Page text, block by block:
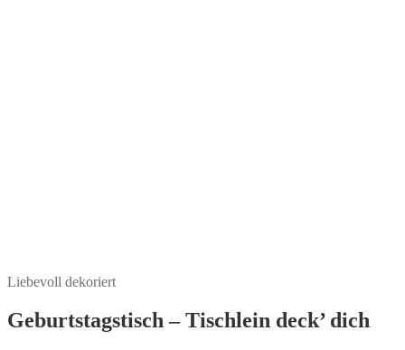
Liebevoll dekoriert
Geburtstagstisch – Tischlein deck’ dich